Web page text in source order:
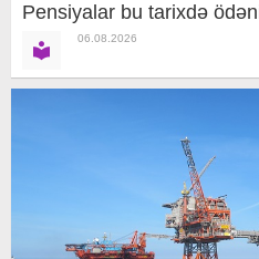
Pensiyalar bu tarixdə
06.08.2026